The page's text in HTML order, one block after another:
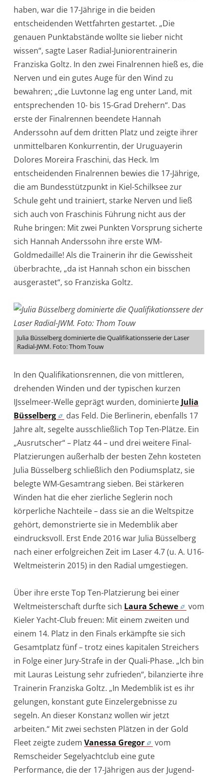
haben, war die 17-Jährige in die beiden
entscheidenden Wettfahrten gestartet. „Die
genauen Punktabstände wollte sie lieber nicht
wissen“, sagte Laser Radial-Juniorentrainerin
Franziska Goltz. In den zwei Finalrennen hieß es, die
Nerven und ein gutes Auge für den Wind zu
bewahren; „die Luvtonne lag eng unter Land, mit
entsprechenden 10- bis 15-Grad Drehern“. Das
erste der Finalrennen beendete Hannah
Anderssohn auf dem dritten Platz und zeigte ihrer
unmittelbaren Konkurrentin, der Uruguayerin
Dolores Moreira Fraschini, das Heck. Im
entscheidenden Finalrennen bewies die 17-Jährige,
die am Bundesstützpunkt in Kiel-Schilksee zur
Schule geht und trainiert, starke Nerven und ließ
sich auch von Fraschinis Führung nicht aus der
Ruhe bringen: Mit zwei Punkten Vorsprung sicherte
sich Hannah Anderssohn ihre erste WM-
Goldmedaille! Als die Trainerin ihr die Gewissheit
überbrachte, „da ist Hannah schon ein bisschen
ausgerastet“, so Franziska Goltz.
Julia Büsselberg dominierte die Qualifikationsserie der Laser
Radial-JWM. Foto: Thom Touw
In den Qualifikationsrennen, die von mittleren,
drehenden Winden und der typischen kurzen
IJsselmeer-Welle geprägt wurden, dominierte Julia
Büsselberg
das Feld. Die Berlinerin, ebenfalls 17
Jahre alt, segelte ausschließlich Top Ten-Plätze. Ein
„Ausrutscher“ – Platz 44 – und drei weitere Final-
Platzierungen außerhalb der besten Zehn kosteten
Julia Büsselberg schließlich den Podiumsplatz, sie
belegte WM-Gesamtrang sieben. Bei stärkeren
Winden hat die eher zierliche Seglerin noch
körperliche Nachteile – dass sie an die Weltspitze
gehört, demonstrierte sie in Medemblik aber
eindrucksvoll. Erst Ende 2016 war Julia Büsselberg
nach einer erfolgreichen Zeit im Laser 4.7 (u. A. U16-
Weltmeisterin 2015) in den Radial umgestiegen.
Über ihre erste Top Ten-Platzierung bei einer
Weltmeisterschaft durfte sich Laura Schewe
vom
Kieler Yacht-Club freuen: Mit einem zweiten und
einem 14. Platz in den Finals erkämpfte sie sich
Gesamtplatz fünf – trotz eines kapitalen Streichers
in Folge einer Jury-Strafe in der Quali-Phase. „Ich bin
mit Lauras Leistung sehr zufrieden“, bilanzierte ihre
Trainerin Franziska Goltz. „In Medemblik ist es ihr
gelungen, konstant gute Einzelergebnisse zu
segeln. An dieser Konstanz wollen wir jetzt
arbeiten.“ Mit zwei sechsten Plätzen in der Gold
Fleet zeigte zudem Vanessa Gregor
vom
Remscheider Segelyachtclub eine gute
Performance, die der 17-Jährigen aus der Jugend-